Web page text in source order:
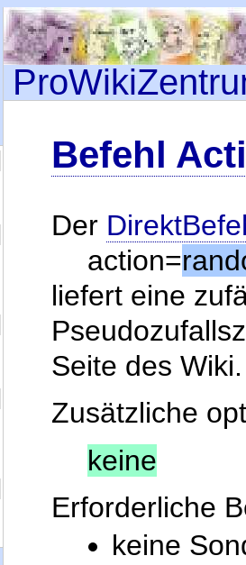
Befehl
Der
action=
liefert eine
Seite des Wiki.
Zusätzliche
keine
Erforderliche
keine